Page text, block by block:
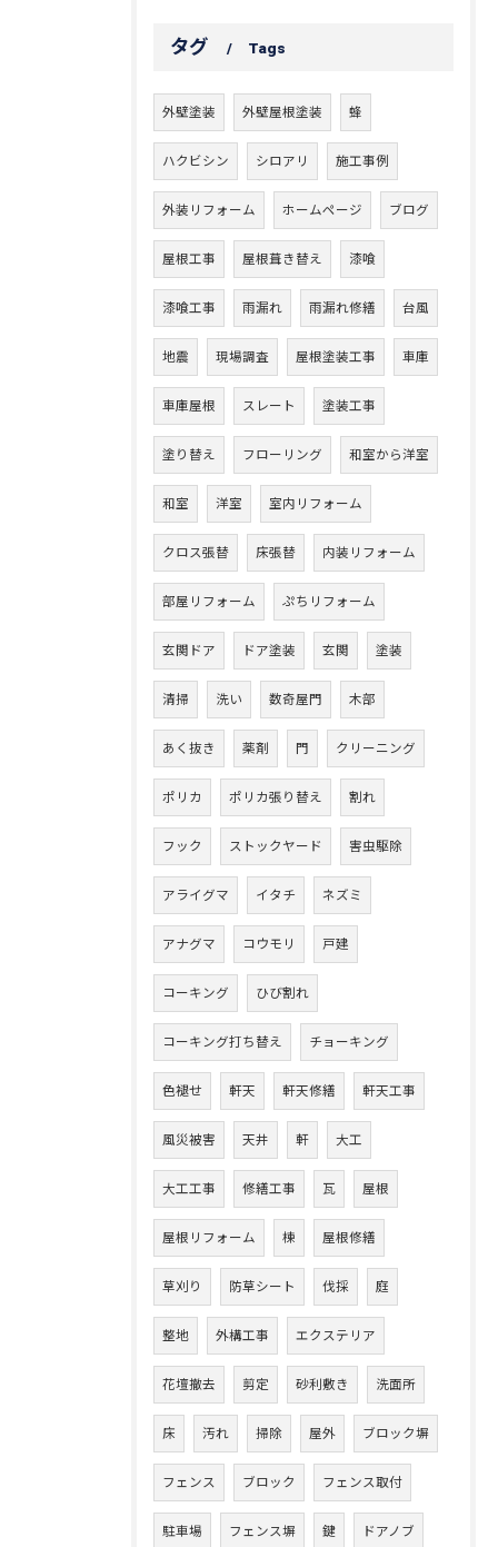
タグ Tags
外壁塗装 外壁屋根塗装 蜂
ハクビシン シロアリ 施工事例
外装リフォーム ホームページ ブログ
屋根工事 屋根葺き替え 漆喰
漆喰工事 雨漏れ 雨漏れ修繕 台風
地震 現場調査 屋根塗装工事 車庫
車庫屋根 スレート 塗装工事
塗り替え フローリング 和室から洋室
和室 洋室 室内リフォーム
クロス張替 床張替 内装リフォーム
部屋リフォーム ぷちリフォーム
玄関ドア ドア塗装 玄関 塗装
清掃 洗い 数奇屋門 木部
あく抜き 薬剤 門 クリーニング
ポリカ ポリカ張り替え 割れ
フック ストックヤード 害虫駆除
アライグマ イタチ ネズミ
アナグマ コウモリ 戸建
コーキング ひび割れ
コーキング打ち替え チョーキング
色褪せ 軒天 軒天修繕 軒天工事
風災被害 天井 軒 大工
大工工事 修繕工事 瓦 屋根
屋根リフォーム 棟 屋根修繕
草刈り 防草シート 伐採 庭
整地 外構工事 エクステリア
花壇撤去 剪定 砂利敷き 洗面所
床 汚れ 掃除 屋外 ブロック塀
フェンス ブロック フェンス取付
駐車場 フェンス塀 鍵 ドアノブ